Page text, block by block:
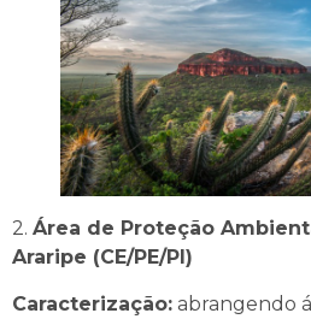
2. Área de Proteção
Araripe (CE/PE/PI)
Caracterização: abrangendo